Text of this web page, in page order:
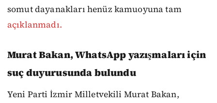
somut dayanakları henüz kamuoyuna tam
açıklanmadı.
Murat Bakan, WhatsApp yazışmaları için
suç duyurusunda bulundu
Yeni Parti İzmir Milletvekili Murat Bakan,